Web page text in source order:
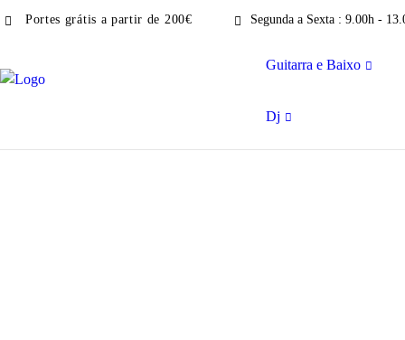
Portes grátis a partir de 200€ Segunda a Sexta : 9.00h -
Guitarra e Baixo
Dj